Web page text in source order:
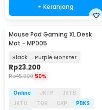
+ Keranjang
Mouse Pad Gaming XL Desk
Mat - MP005
Black Purple Monster
Rp23.200
Rp45.900 50%
Online JKTP
JKTB
JKTU
TGR CKP
PBKS